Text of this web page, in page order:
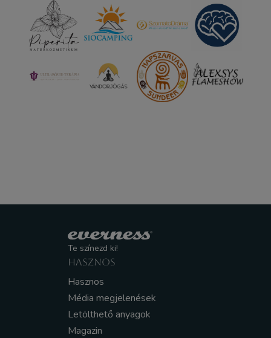
Te színezd ki!
HASZNOS
Hasznos
Média megjelenések
Letölthető anyagok
Magazin